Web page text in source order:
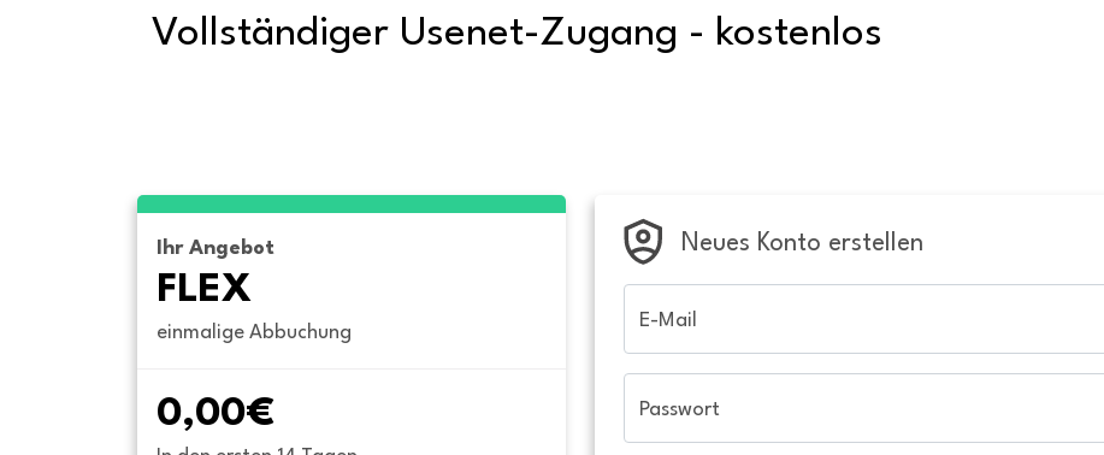
Vollständiger Usenet-Zugang - kostenlos
Ihr Angebot
FLEX
einmalige Abbuchung
0,00€
Neues Konto erstellen
E-Mail
Passwort